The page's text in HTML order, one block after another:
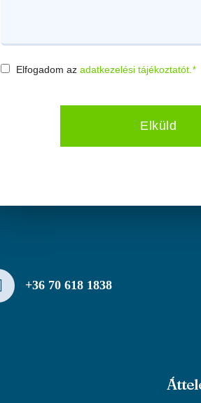
Consent*
Elfogadom az adatkezelési tájékoztatót. *
Elküld
+36 70 618 1838